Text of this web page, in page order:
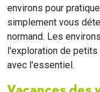
environs pour
simplement vous
normand. Les
l'exploration de
avec l'essentiel.